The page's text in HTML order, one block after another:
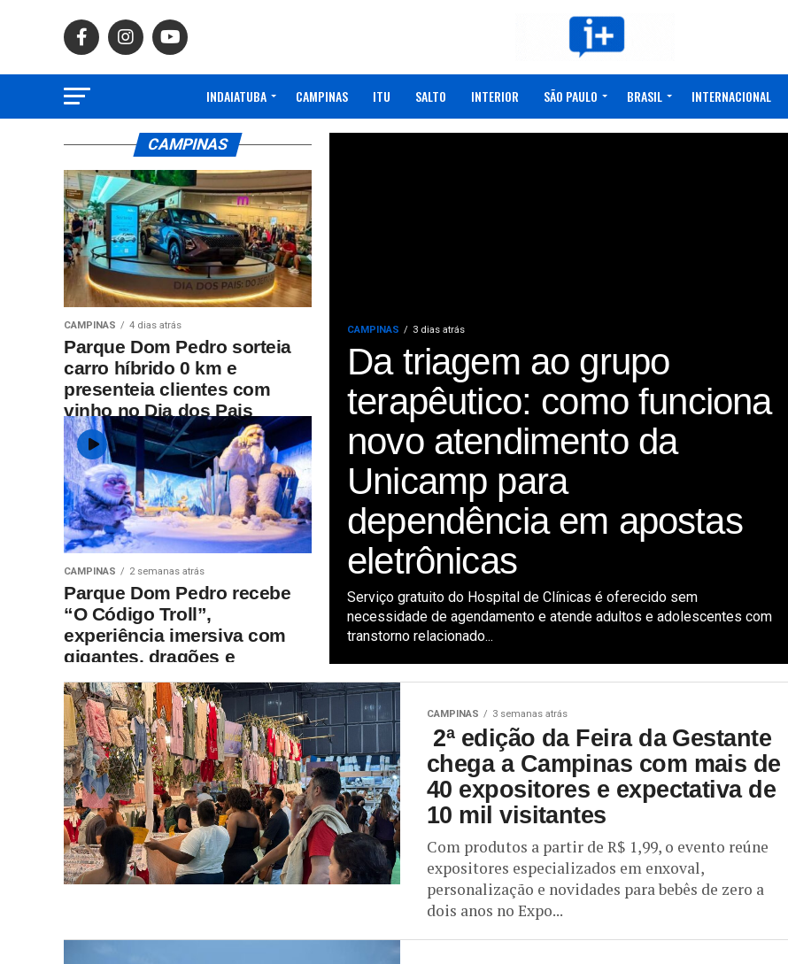
INDAIATUBA CAMPINAS ITU SALTO INTERIOR SÃO PAULO BRASIL INTERNACIONAL
CAMPINAS 3 dias atrás
Da triagem ao grupo
terapêutico: como funciona
novo atendimento da
Unicamp para
dependência em apostas
eletrônicas
Serviço gratuito do Hospital de Clínicas é oferecido sem
necessidade de agendamento e atende adultos e adolescentes com
transtorno relacionado...
CAMPINAS
CAMPINAS 4 dias atrás
Parque Dom Pedro sorteia
carro híbrido 0 km e
presenteia clientes com
vinho no Dia dos Pais
CAMPINAS 2 semanas atrás
Parque Dom Pedro recebe
“O Código Troll”,
experiência imersiva com
gigantes, dragões e
desafios interativos
CAMPINAS 3 semanas atrás
2ª edição da Feira da Gestante
chega a Campinas com mais de
40 expositores e expectativa de
10 mil visitantes
Com produtos a partir de R$ 1,99, o evento reúne
expositores especializados em enxoval,
personalização e novidades para bebês de zero a
dois anos no Expo...